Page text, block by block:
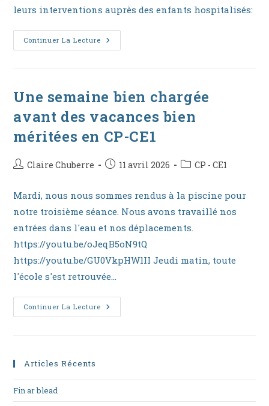
leurs interventions auprès des enfants hospitalisés:
Continuer La Lecture Dansoù
Une semaine bien chargée
avant des vacances bien
méritées en CP-CE1
Auteur/autrice
la
publication :
Claire Chuberre
Publication
11 avril 2026
PostCP - CE1
Mardi, nous nous sommes rendus à la piscine pour
notre troisième séance. Nous avons travaillé nos
entrées dans l'eau et nos déplacements.
https://youtu.be/oJeqB5oN9tQ
https://youtu.be/GU0VkpHWlII Jeudi matin, toute
l'école s'est retrouvée…
Continuer La Lecture Une
Semaine
Articles Récents
Fin ar blead